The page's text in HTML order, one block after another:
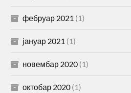
фебруар 2021 (1)
јануар 2021 (1)
новембар 2020 (1)
октобар 2020 (1)